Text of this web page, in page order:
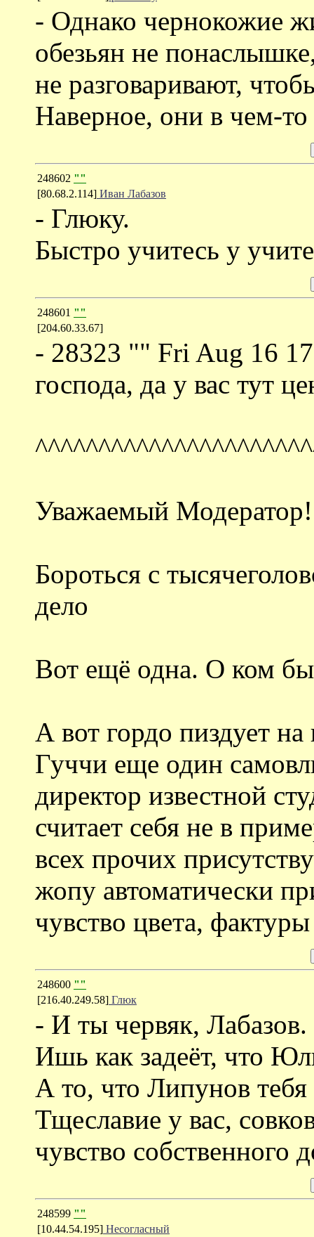
- Однако чернокожие
обезьян не
не разговаривают,
Наверное, они в чем-
248602 ""
[80.68.2.114] Иван Лабазов
- Глюку.
Быстро учитесь у
248601 ""
[204.60.33.67]
- 28323 "" Fri Aug 16
господа, да у вас тут
Уважаемый Модератор!
Бороться с
дело
Вот ещё одна. О ком
А вот гордо пиздует
Гуччи еще один
директор известной
считает себя не в
всех прочих
жопу автоматически
чувство цвета,
248600 ""
[216.40.249.58] Глюк
- И ты червяк, Лабазов.
Ишь как задеёт, что
А то, что Липунов тебя
Тщеславие у вас,
чувство собственного
248599 ""
[10.44.54.195] Несогласный